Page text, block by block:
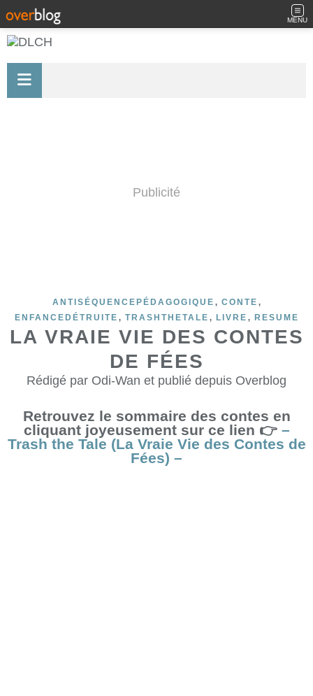
MENU
Publicité
ANTISÉQUENCEPÉDAGOGIQUE , CONTE ,
ENFANCEDÉTRUITE , TRASHTHETALE , LIVRE , RESUME
LA VRAIE VIE DES CONTES
DE FÉES
Rédigé par Odi-Wan et publié depuis Overblog
Retrouvez le sommaire des contes en
cliquant joyeusement sur ce lien 👉 –
Trash the Tale (La Vraie Vie des Contes de
Fées) –